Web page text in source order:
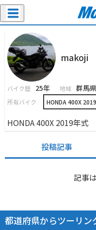
makoji
バイク歴 25年 地域 群馬県
所有バイク HONDA 400X
HONDA 400X 2019年式
投稿記事
記事
都道府県からツーリン